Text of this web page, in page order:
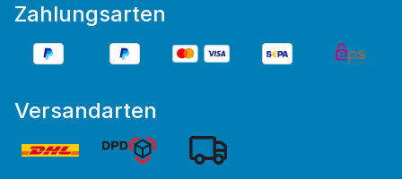
Zahlungsarten
Versandarten